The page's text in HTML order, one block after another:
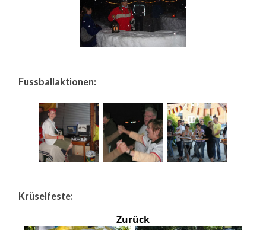
Fussballaktionen:
Krüselfeste:
Zurück